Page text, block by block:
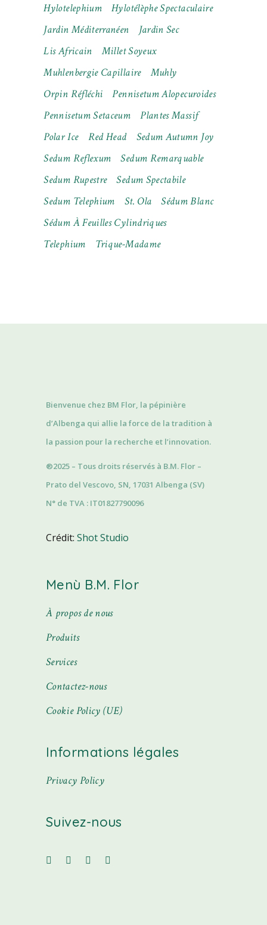
Hylotelephium
Hylotélèphe Spectaculaire
Jardin Méditerranéen
Jardin Sec
Lis Africain
Millet Soyeux
Muhlenbergie Capillaire
Muhly
Orpin Réfléchi
Pennisetum Alopecuroides
Pennisetum Setaceum
Plantes Massif
Polar Ice
Red Head
Sedum Autumn Joy
Sedum Reflexum
Sedum Remarquable
Sedum Rupestre
Sedum Spectabile
Sedum Telephium
St. Ola
Sédum Blanc
Sédum À Feuilles Cylindriques
Telephium
Trique-Madame
Bienvenue chez BM Flor, la pépinière
d’Albenga qui allie la force de la tradition à
la passion pour la recherche et l’innovation.
®2025 – Tous droits réservés à B.M. Flor –
Prato del Vescovo, SN, 17031 Albenga (SV)
N° de TVA : IT01827790096
Crédit:Shot Studio
Menù B.M. Flor
À propos de nous
Produits
Services
Contactez-nous
Cookie Policy (UE)
Informations légales
Privacy Policy
Suivez-nous